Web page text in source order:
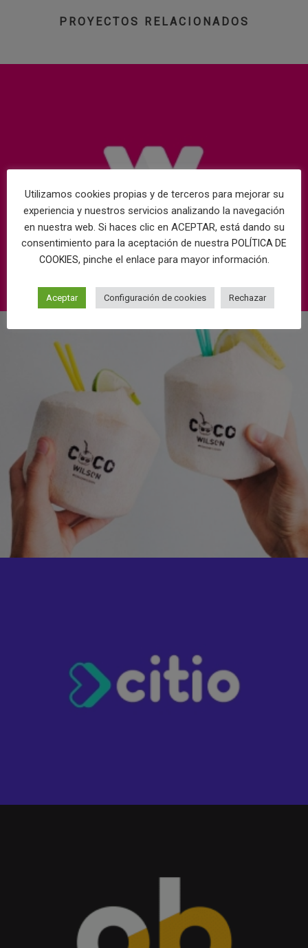
PROYECTOS RELACIONADOS
Utilizamos cookies propias y de terceros para mejorar su
experiencia y nuestros servicios analizando la navegación
en nuestra web. Si haces clic en ACEPTAR, está dando su
consentimiento para la aceptación de nuestra POLÍTICA DE
COOKIES, pinche el enlace para mayor información.
Aceptar Configuración de cookies Rechazar